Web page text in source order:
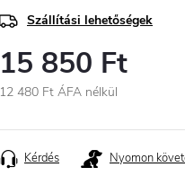
Szállítási lehetőségek
15 850 Ft
12 480 Ft ÁFA nélkül
Kérdés Nyomon